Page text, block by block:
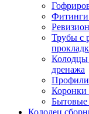
Фитинги
Трубы с
Колодцы
дренажа
Коронки
Бытовые
Колодец